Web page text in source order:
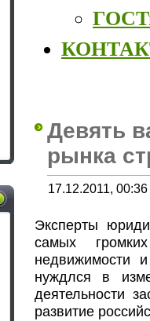
Девять
рынка
17.12.2011,
Эксперты
самых
недвижимости
нуждлся в
деятельности
развитие